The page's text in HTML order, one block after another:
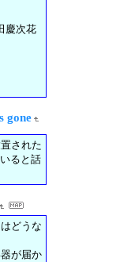
慶次花
gone
された
ると話
どうな
が届か